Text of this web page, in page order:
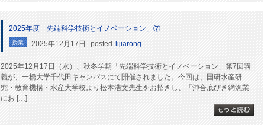
2025年度「先端科学技術とイノベーション」⑦
授業 2025年12月17日 posted lijiarong
2025年12月17日（水）、秋冬学期「先端科学技術とイノベーション」第7回講
義が、一橋大学千代田キャンパスにて開催されました。今回は、国研水産研
究・教育機構・水産大学校より松本浩文先生をお招きし、「沖合底びき網漁業
にお […]